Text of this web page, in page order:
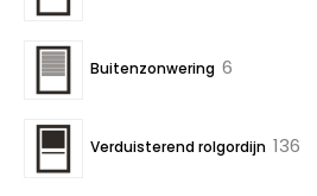
Buitenzonwering 6
Verduisterend rolgordijn 136